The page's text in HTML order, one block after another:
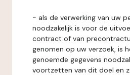
- als de verwerking van uw
noodzakelijk is voor de
contract of van
genomen op uw verzoek, is
genoemde gegevens
voortzetten van dit doel en